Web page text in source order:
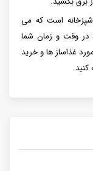
است که می
در وقت و زمان شما
غذاساز ها و خرید